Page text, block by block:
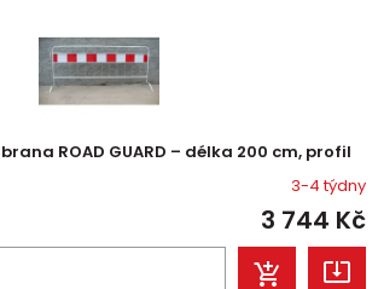
ROAD GUARD – délka 200 cm, profil
3-4 týdny
3 744 Kč